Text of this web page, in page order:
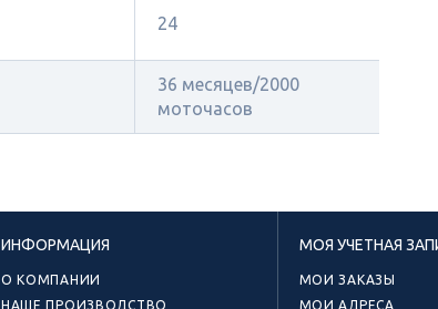
24
36 месяцев/2000
моточасов
ИНФОРМАЦИЯ
О КОМПАНИИ
НАШЕ ПРОИЗВОДСТВО
МОЯ УЧЕТНАЯ
МОИ ЗАКАЗЫ
МОИ АДРЕСА